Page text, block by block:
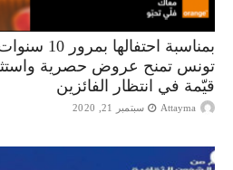
بمناسبة
تونس تمنح عروض حصرية
قيّمة في انتظار الفائزين
Attayma سبتمبر 21, 2020